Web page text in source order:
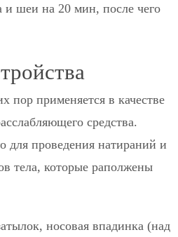
и шеи на 20 мин, после чего
пор применяется в качестве
средства.
для проведения натираний и
тела, которые раполжены
носовая впадинка (над